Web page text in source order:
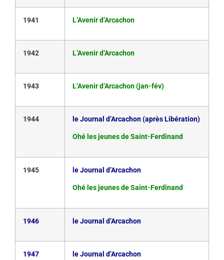
1941 L’Avenir d’Arcachon
1942 L’Avenir d’Arcachon
1943 L’Avenir d’Arcachon (jan-fév)
1944 le Journal d’Arcachon (après Libération)
Ohé les jeunes de Saint-Ferdinand
1945 e Journal d’Arcachon
Ohé les jeunes de Saint-Ferdinand
1946 le Journal d’Arcachon
1947 le Journal d’Arcachon